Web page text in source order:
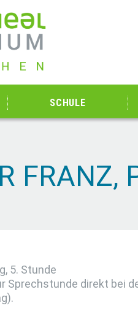
SCHULE
FRANZ,
5. Stunde
Sprechstunde direkt bei